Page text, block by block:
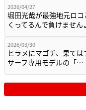
2026/04/27
堀田光哉が最強地元ロ
くってるんで負けませ
2026/03/30
ヒラメにマゴチ、果て
サーフ専用モデルの「…